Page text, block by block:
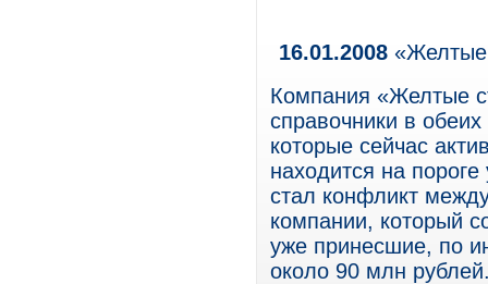
16.01.2008
Компания «Желтые
справочники в
которые сейчас
находится на
стал конфликт
компании, который
уже принесшие, по
около 90 млн